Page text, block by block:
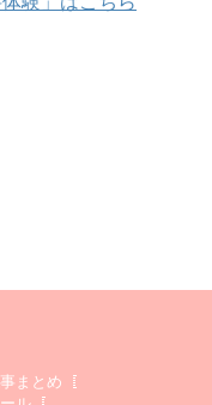
まとめ